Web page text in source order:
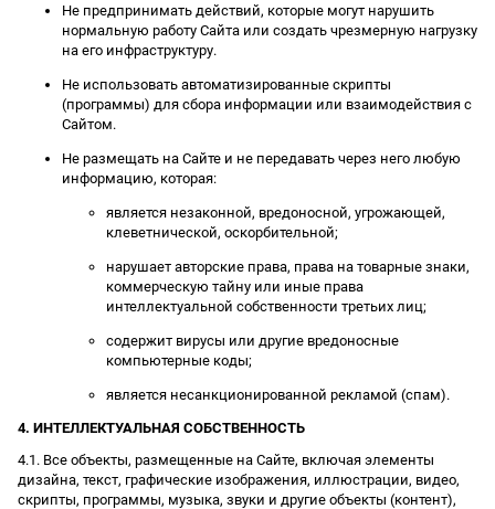
Не предпринимать действий, которые могут нарушить
нормальную работу Сайта или создать чрезмерную нагрузку
на его инфраструктуру.
Не использовать автоматизированные скрипты
(программы) для сбора информации или взаимодействия с
Сайтом.
Не размещать на Сайте и не передавать через него любую
информацию, которая:
является незаконной, вредоносной, угрожающей,
клеветнической, оскорбительной;
нарушает авторские права, права на товарные знаки,
коммерческую тайну или иные права
интеллектуальной собственности третьих лиц;
содержит вирусы или другие вредоносные
компьютерные коды;
является несанкционированной рекламой (спам).
4. ИНТЕЛЛЕКТУАЛЬНАЯ СОБСТВЕННОСТЬ
4.1. Все объекты, размещенные на Сайте, включая элементы
дизайна, текст, графические изображения, иллюстрации, видео,
скрипты, программы, музыка, звуки и другие объекты (контент),